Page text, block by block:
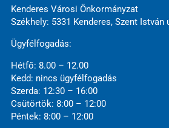
Kenderes Városi Önkormányzat
Székhely: 5331 Kenderes, Szent István
Ügyfélfogadás:
Hétfő: 8.00 – 12.00
Kedd: nincs ügyfélfogadás
Szerda: 12:30 – 16:00
Csütörtök: 8:00 – 12:00
Péntek: 8:00 – 12:00